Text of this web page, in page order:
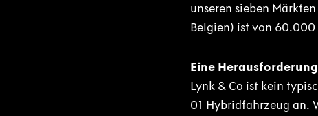
unseren sieben
Belgien) ist von
Eine
Lynk & Co ist kein
01 Hybridfahrzeug an.